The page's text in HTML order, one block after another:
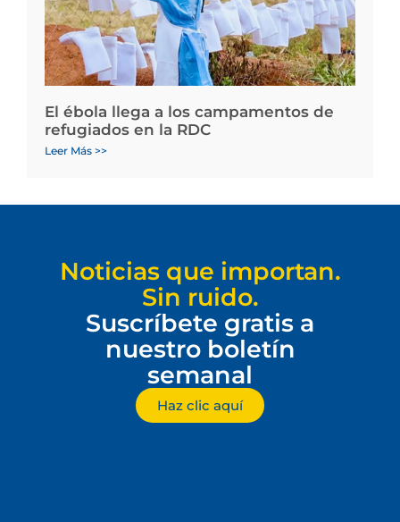
El ébola llega a los campamentos de
refugiados en la RDC
Leer Más >>
Noticias que importan.
Sin ruido.
Suscríbete gratis a
nuestro boletín
semanal
Haz clic aquí